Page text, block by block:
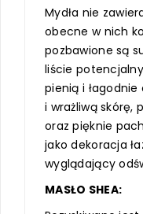
Mydła nie
obecne w nich
pozbawione są
liście
pienią i
i wrażliwą skórę,
oraz pięknie
jako dekoracja
wyglądający
MASŁO SHEA: